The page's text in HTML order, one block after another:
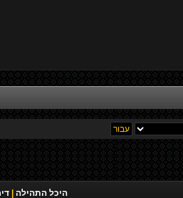
היכל התהילה